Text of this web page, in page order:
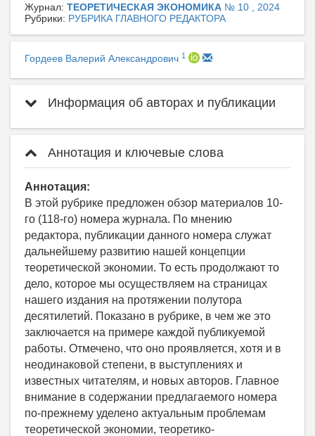
Журнал: ТЕОРЕТИЧЕСКАЯ ЭКОНОМИКА № 10 , 2024
Рубрики: РУБРИКА ГЛАВНОГО РЕДАКТОРА
Гордеев Валерий Александрович 1
Информация об авторах и публикации
Аннотация и ключевые слова
Аннотация:
В этой рубрике предложен обзор материалов 10-
го (118-го) номера журнала. По мнению
редактора, публикации данного номера служат
дальнейшему развитию нашей концепции
теоретической экономии. То есть продолжают то
дело, которое мы осуществляем на страницах
нашего издания на протяжении полутора
десятилетий. Показано в рубрике, в чем же это
заключается на примере каждой публикуемой
работы. Отмечено, что оно проявляется, хотя и в
неодинаковой степени, в выступлениях и
известных читателям, и новых авторов. Главное
внимание в содержании предлагаемого номера
по-прежнему уделено актуальным проблемам
теоретической экономии, теоретико-